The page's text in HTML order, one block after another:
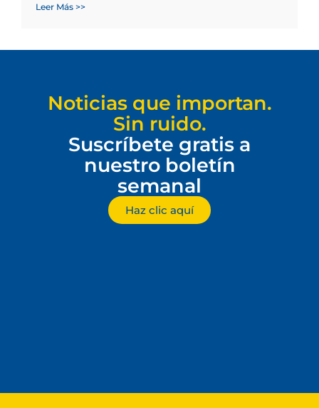
Leer Más >>
Noticias que importan.
Sin ruido.
Suscríbete gratis a
nuestro boletín
semanal
Haz clic aquí